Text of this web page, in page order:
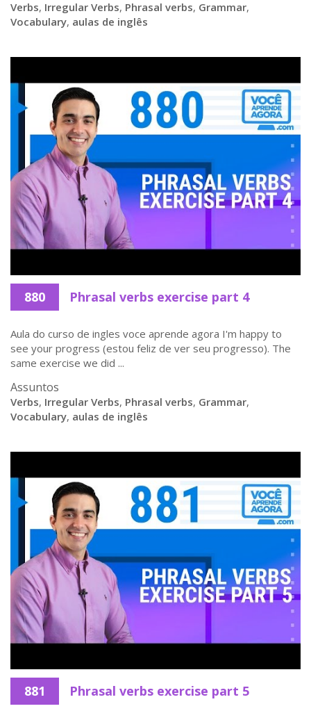
Verbs, Irregular Verbs, Phrasal verbs, Grammar,
Vocabulary, aulas de inglês
880 Phrasal verbs exercise part 4
Aula do curso de ingles voce aprende agora I'm happy to
see your progress (estou feliz de ver seu progresso). The
same exercise we did ...
Assuntos
Verbs, Irregular Verbs, Phrasal verbs, Grammar,
Vocabulary, aulas de inglês
881 Phrasal verbs exercise part 5